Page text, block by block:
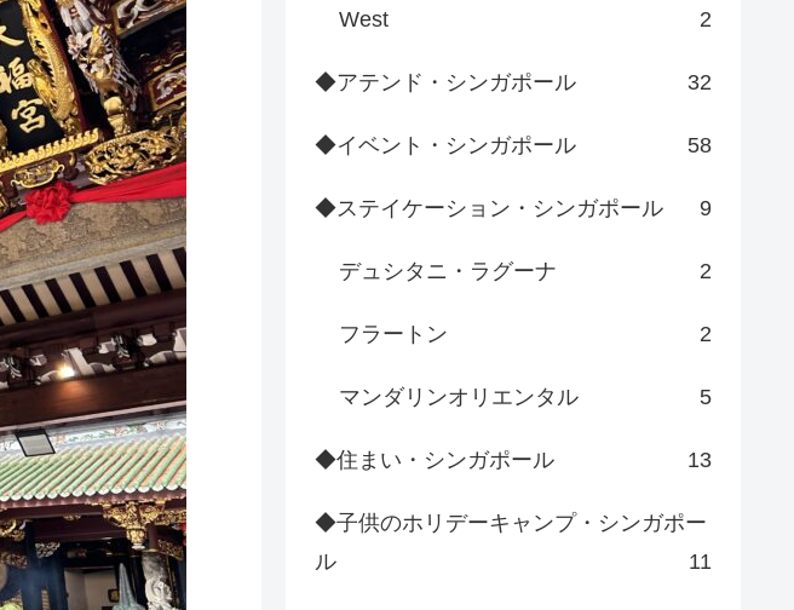
West 2
◆アテンド・シンガポール 32
◆イベント・シンガポール 58
◆ステイケーション・シンガポール 9
デュシタニ・ラグーナ 2
フラートン 2
マンダリンオリエンタル 5
◆住まい・シンガポール 13
◆子供のホリデーキャンプ・シンガポー
ル
11